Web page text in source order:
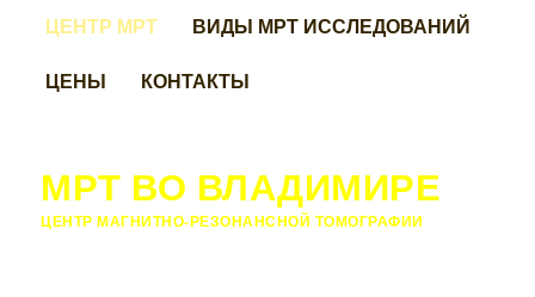
ЦЕНТР МРТ
ВИДЫ МРТ ИССЛЕДОВАНИЙ
ЦЕНЫ
КОНТАКТЫ
МРТ ВО ВЛАДИМИРЕ
ЦЕНТР МАГНИТНО-РЕЗОНАНСНОЙ ТОМОГРАФИИ